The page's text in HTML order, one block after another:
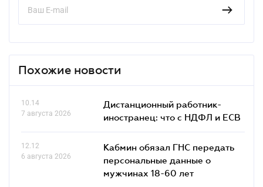
Похожие новости
10.14
7 августа 2026
Дистанционный работник-
иностранец: что с НДФЛ и ЕСВ
12.12
6 августа 2026
Кабмин обязал ГНС передать
персональные данные о
мужчинах 18-60 лет